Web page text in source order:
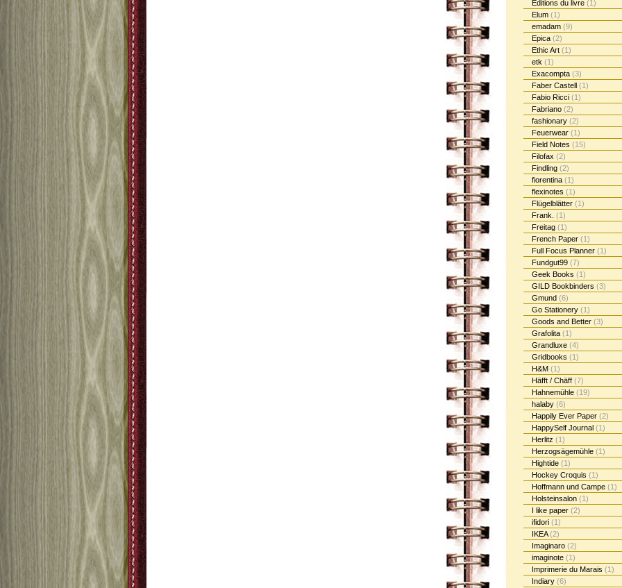
Éditions du livre (1)
Elum (1)
emadam (9)
Epica (2)
Ethic Art (1)
etk (1)
Exacompta (3)
Faber Castell (1)
Fabio Ricci (1)
Fabriano (2)
fashionary (2)
Feuerwear (1)
Field Notes (15)
Filofax (2)
Findling (2)
fiorentina (1)
flexinotes (1)
Flügelblätter (1)
Frank. (1)
Freitag (1)
French Paper (1)
Full Focus Planner (1)
Fundgut99 (7)
Geek Books (1)
GILD Bookbinders (3)
Gmund (6)
Go Stationery (1)
Goods and Better (3)
Grafolita (1)
Grandluxe (4)
Gridbooks (1)
H&M (1)
Häfft / Chäff (7)
Hahnemühle (19)
halaby (6)
Happily Ever Paper (2)
HappySelf Journal (1)
Herlitz (1)
Herzogsägemühle (1)
Hightide (1)
Hockey Croquis (1)
Hoffmann und Campe (1)
Holsteinsalon (1)
I like paper (2)
ifidori (1)
IKEA(2)
Imaginaro (2)
imaginote (1)
Imprimerie du Marais (1)
Indiary (6)